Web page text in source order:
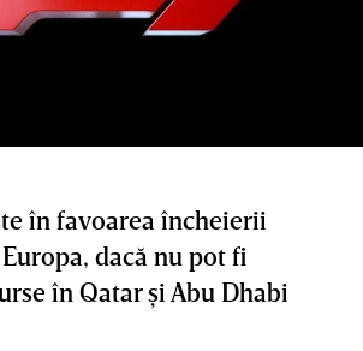
în favoarea încheierii
dacă nu pot fi
în Qatar şi Abu Dhabi